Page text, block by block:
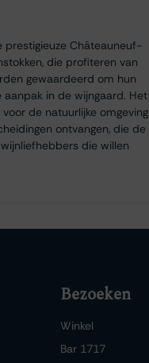
prestigieuze Châteauneuf-
die profiteren van
gewaardeerd om hun
in de wijngaard. Het
de natuurlijke omgeving
ontvangen, die de
die willen
Bezoeken
Winkel
Bar 1717